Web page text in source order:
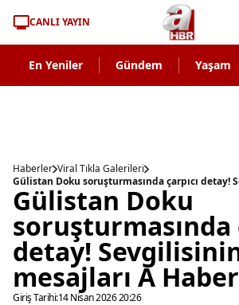
CANLI YAYIN
En Yeniler Gündem Yaşam
Haberler Viral Tıkla Galerileri
Gülistan Doku
soruşturmasında
detay!
mesajları A
Giriş Tarihi:14 Nisan 2026 20:26